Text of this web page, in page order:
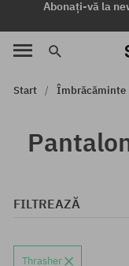
Abonați-vă la
Start Îmbrăcăminte
FILTREAZĂ
Thrasher